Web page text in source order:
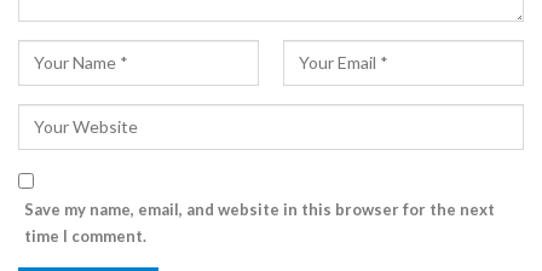
Save my name, email, and website in this browser for the next
time I comment.